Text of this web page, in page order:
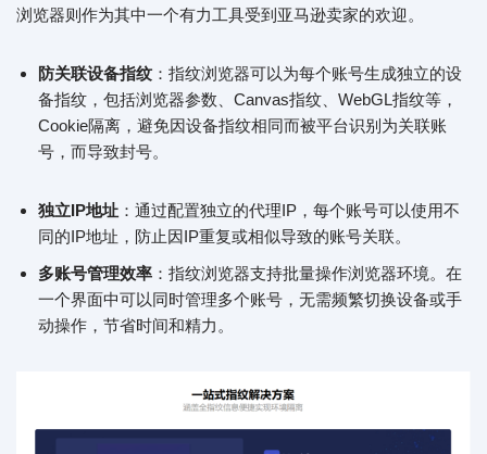
浏览器则作为其中一个有力工具受到亚马逊卖家的欢迎。
防关联设备指纹 ：指纹浏览器可以为每个账号生成独立的设
备指纹，包括浏览器参数、Canvas指纹、WebGL指纹等，
Cookie隔离，避免因设备指纹相同而被平台识别为关联账
号，而导致封号。
独立IP地址 ：通过配置独立的代理IP，每个账号可以使用不
同的IP地址，防止因IP重复或相似导致的账号关联。
多账号管理效率 ：指纹浏览器支持批量操作浏览器环境。在
一个界面中可以同时管理多个账号，无需频繁切换设备或手
动操作，节省时间和精力。